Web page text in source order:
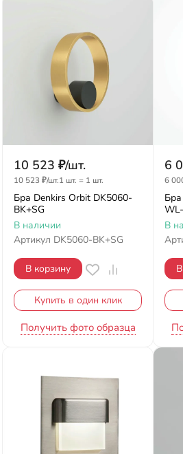
10 523 ₽/шт.
10 523 ₽/шт.1 шт. = 1 шт.
Бра Denkirs Orbit DK5060-
BK+SG
В наличии
Артикул DK5060-BK+SG
В корзину
Купить в один клик
Получить фото образца
6
6
В